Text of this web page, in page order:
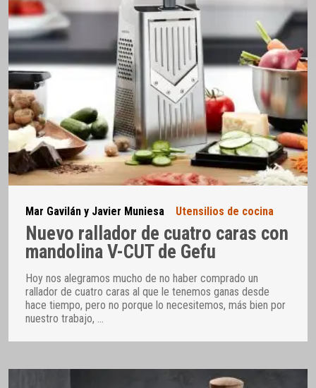
Mar Gavilán y Javier Muniesa Utensilios de cocina
Nuevo rallador de cuatro caras con
mandolina V-CUT de Gefu
Hoy nos alegramos mucho de no haber comprado un
rallador de cuatro caras al que le tenemos ganas desde
hace tiempo, pero no porque lo necesitemos, más bien por
nuestro trabajo,